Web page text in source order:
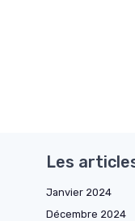
Les
Janvier 2024
Décembre 2024